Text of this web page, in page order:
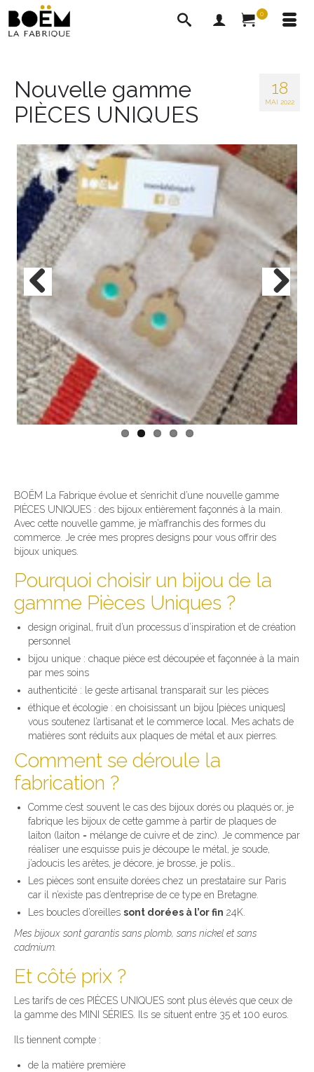
0
18
MAI 2022
Nouvelle gamme
PIÈCES UNIQUES
Previous Next
BOËM La Fabrique évolue et s’enrichit d’une nouvelle gamme
PIÈCES UNIQUES : des bijoux entièrement façonnés à la main.
Avec cette nouvelle gamme, je m’affranchis des formes du
commerce. Je crée mes propres designs pour vous offrir des
bijoux uniques.
Pourquoi choisir un bijou de la
gamme Pièces Uniques ?
design original, fruit d’un processus d’inspiration et de création
personnel
bijou unique : chaque pièce est découpée et façonnée à la main
par mes soins
authenticité : le geste artisanal transparait sur les pièces
éthique et écologie : en choisissant un bijou [pièces uniques]
vous soutenez l’artisanat et le commerce local. Mes achats de
matières sont réduits aux plaques de métal et aux pierres.
Comment se déroule la
fabrication ?
Comme c’est souvent le cas des bijoux dorés ou plaqués or, je
fabrique les bijoux de cette gamme à partir de plaques de
laiton (laiton = mélange de cuivre et de zinc). Je commence par
réaliser une esquisse puis je découpe le métal, je soude,
j’adoucis les arêtes, je décore, je brosse, je polis…
Les pièces sont ensuite dorées chez un prestataire sur Paris
car il n’existe pas d’entreprise de ce type en Bretagne.
Les boucles d’oreilles sont dorées à l’or fin 24K.
Mes bijoux sont garantis sans plomb, sans nickel et sans
cadmium.
Et côté prix ?
Les tarifs de ces PIÈCES UNIQUES sont plus élevés que ceux de
la gamme des MINI SÉRIES. Ils se situent entre 35 et 100 euros.
Ils tiennent compte :
de la matière première